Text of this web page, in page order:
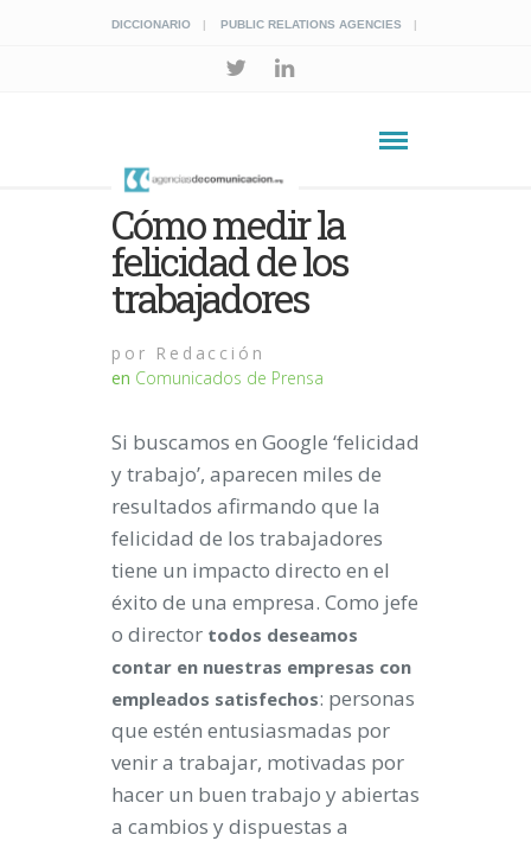
DICCIONARIO PUBLIC RELATIONS AGENCIES
Cómo medir la
felicidad de los
trabajadores
por Redacción
en Comunicados de Prensa
Si buscamos en Google ‘felicidad
y trabajo’, aparecen miles de
resultados afirmando que la
felicidad de los trabajadores
tiene un impacto directo en el
éxito de una empresa. Como jefe
o director todos deseamos
contar en nuestras empresas con
empleados satisfechos: personas
que estén entusiasmadas por
venir a trabajar, motivadas por
hacer un buen trabajo y abiertas
a cambios y dispuestas a